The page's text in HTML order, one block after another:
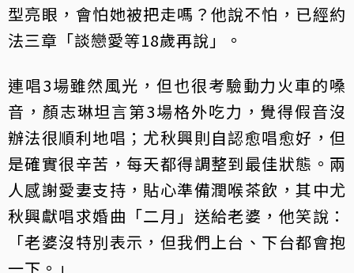
型亮眼，會怕她被把走嗎？他說不怕，已經約
法三章「談戀愛等18歲再說」。
連唱3場雖然風光，但也很考驗動力火車的嗓
音，顏志琳坦言第3場格外吃力，覺得假音沒
辦法很順利地唱；尤秋興則自認愈唱愈好，但
是確實很辛苦，每天都得調整到最佳狀態。兩
人感謝愛妻支持，貼心準備潤喉茶飲，其中尤
秋興獻唱求婚曲「二月」送給老婆，他笑說：
「老婆沒特別表示，但我們上台、下台都會抱
一下。」